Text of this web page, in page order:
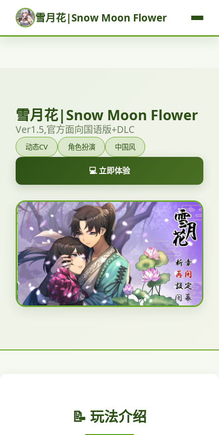
雪月花|Snow Moon Flower
雪月花|Snow Moon Flower
Ver1.5,官方面向国语版+DLC
动态CV 角色扮演 中国风
💻 立即体验
📝 玩法介绍